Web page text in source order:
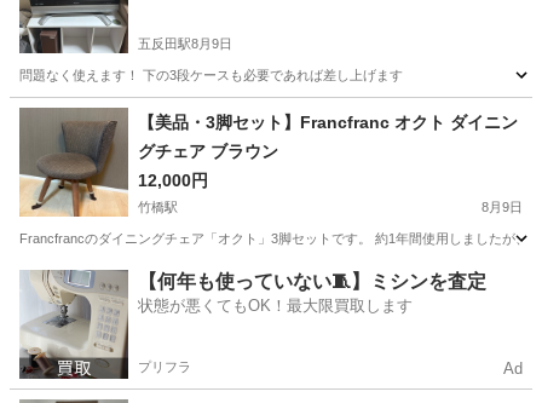
五反田駅8月9日
問題なく使えます！ 下の3段ケースも必要であれば差し上げます
東京 品川区 五反田駅 家具
【美品・3脚セット】Francfranc オクト ダイニン
グチェア ブラウン
12,000円
竹橋駅 8月9日
Francfrancのダイニングチェア「オクト」3脚セットです。 約1年間使用しましたが
東京 千代田区 竹橋駅 椅子 Francfranc
【何年も使っていない🧵】ミシンを査定
状態が悪くてもOK！最大限買取します
プリフラ Ad